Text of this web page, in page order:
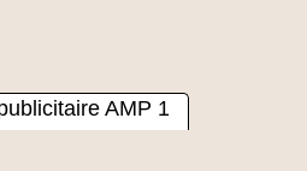
AMP 1